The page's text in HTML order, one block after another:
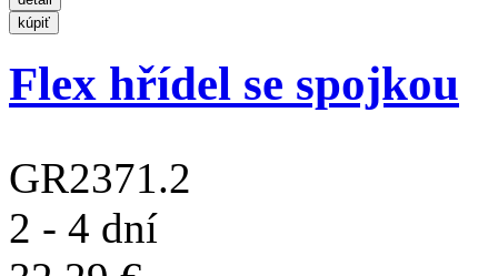
Flex hřídel se spojkou
GR2371.2
2 - 4 dní